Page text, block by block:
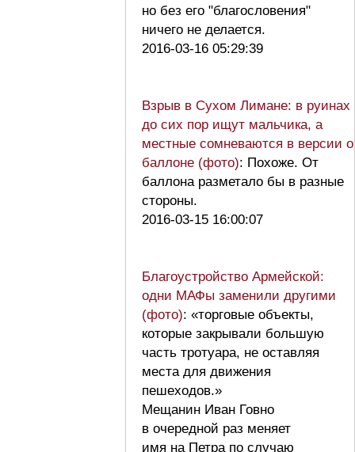
но без его "благословения"
ничего не делается.
2016-03-16 05:29:39
Взрыв в Сухом Лимане: в руинах
до сих пор ищут мальчика, а
местные сомневаются в версии о
баллоне (фото): Похоже. От
баллона разметало бы в разные
стороны.
2016-03-15 16:00:07
Благоустройство Армейской:
одни МАФы заменили другими
(фото): «торговые объекты,
которые закрывали большую
часть тротуара, не оставляя
места для движения
пешеходов.»
Мещанин Иван Говно
в очередной раз меняет
имя на Петра по случаю